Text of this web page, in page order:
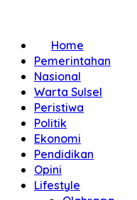
Home
Pemerintahan
Nasional
Warta Sulsel
Peristiwa
Politik
Ekonomi
Pendidikan
Opini
Lifestyle